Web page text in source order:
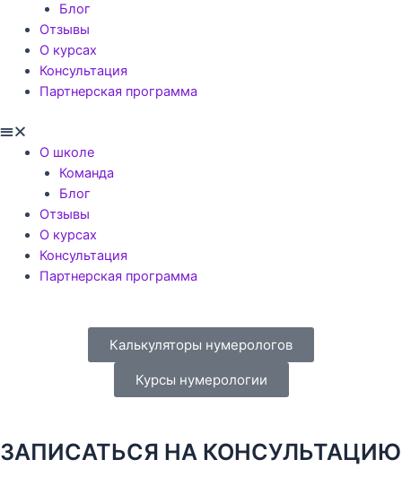
Блог
Отзывы
О курсах
Консультация
Партнерская программа
О школе
Команда
Блог
Отзывы
О курсах
Консультация
Партнерская программа
Калькуляторы нумерологов
Курсы нумерологии
ЗАПИСАТЬСЯ НА КОНСУЛЬТАЦИЮ